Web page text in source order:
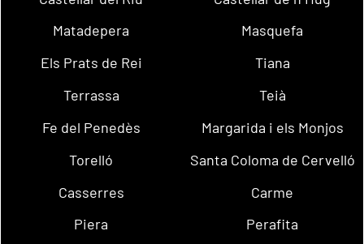
Matadepera
Masquefa
Els Prats de Rei
Tiana
Terrassa
Teià
Fe del Penedès
Margarida i els Monjos
Torelló
Santa Coloma de Cervelló
Casserres
Carme
Piera
Perafita